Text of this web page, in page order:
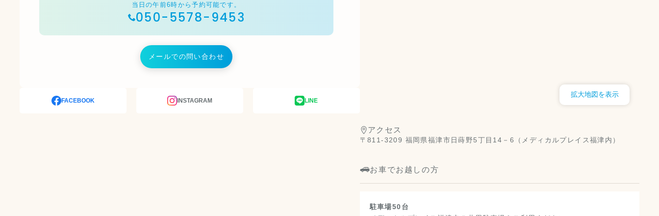
当日の午前6時から予約可能です。
050-5578-9453
メールでの問い合わせ
FACEBOOK INSTAGRAM LINE
拡大地図を表示
アクセス
〒811-3209 福岡県福津市日蒔野5丁目14－6（メディカルプレイス福津内）
お車でお越しの方
駐車場50台